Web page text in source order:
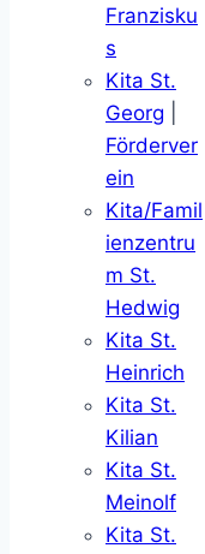
Franzisku
s
Kita St.
Georg
Förderver
ein
Kita/Famil
ienzentru
m St.
Hedwig
Kita St.
Heinrich
Kita St.
Kilian
Kita St.
Meinolf
Kita St.